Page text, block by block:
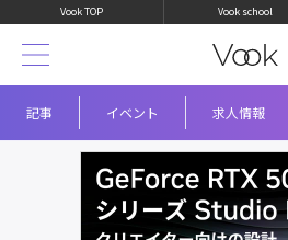
Vook TOP Vook school
記事 イベント 求人情報